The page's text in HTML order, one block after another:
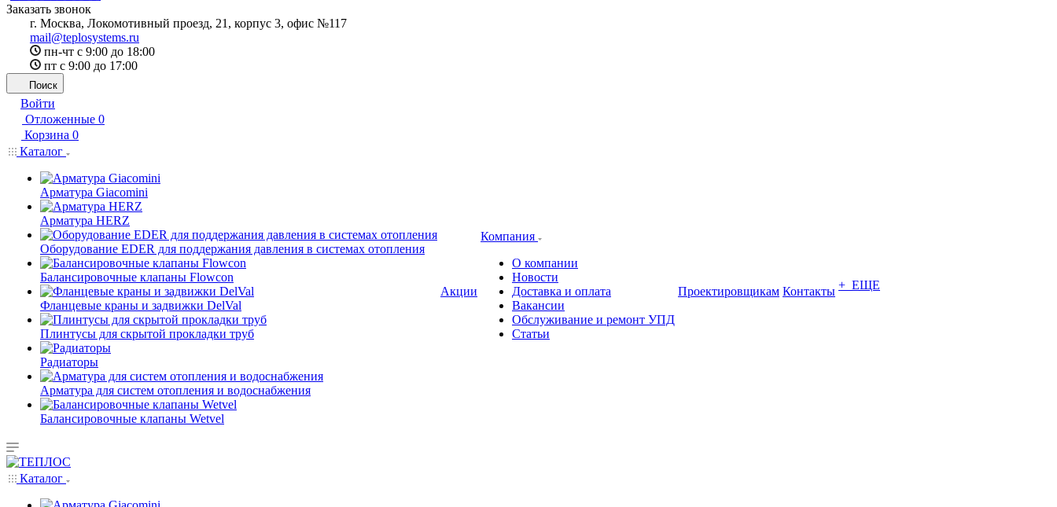
Заказать звонок
г. Москва, Локомотивный проезд, 21, корпус 3, офис №117
mail@teplosystems.ru
пн-чт с 9:00 до 18:00
пт с 9:00 до 17:00
Поиск
Войти
Отложенные 0
Корзина 0
Каталог
Арматура Giacomini
Арматура HERZ
Оборудование EDER для поддержания давления в системах отопления
Балансировочные клапаны Flowcon
Фланцевые краны и задвижки DelVal
Плинтусы для скрытой прокладки труб
Радиаторы
Арматура для систем отопления и водоснабжения
Балансировочные клапаны Wetvel
Акции
Компания
О компании
Новости
Доставка и оплата
Вакансии
Обслуживание и ремонт УПД
Статьи
Проектировщикам Контакты + ЕЩЕ
Каталог